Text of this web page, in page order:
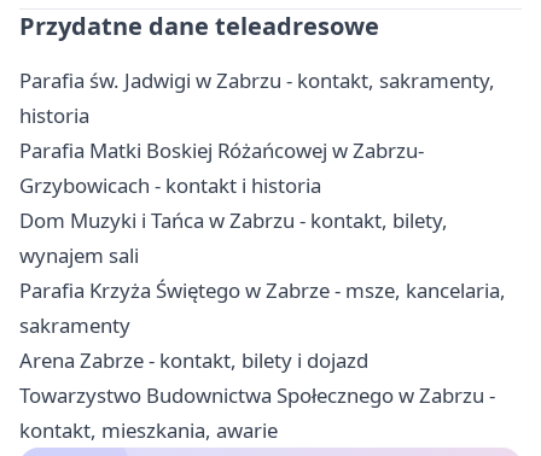
Przydatne dane teleadresowe
Parafia św. Jadwigi w Zabrzu - kontakt, sakramenty,
historia
Parafia Matki Boskiej Różańcowej w Zabrzu-
Grzybowicach - kontakt i historia
Dom Muzyki i Tańca w Zabrzu - kontakt, bilety,
wynajem sali
Parafia Krzyża Świętego w Zabrze - msze, kancelaria,
sakramenty
Arena Zabrze - kontakt, bilety i dojazd
Towarzystwo Budownictwa Społecznego w Zabrzu -
kontakt, mieszkania, awarie